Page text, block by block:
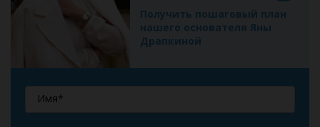
Получить пошаговый план
нашего основателя Яны
Драпкиной